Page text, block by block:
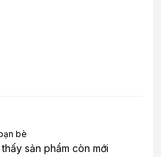
bè
sản phẩm còn mới